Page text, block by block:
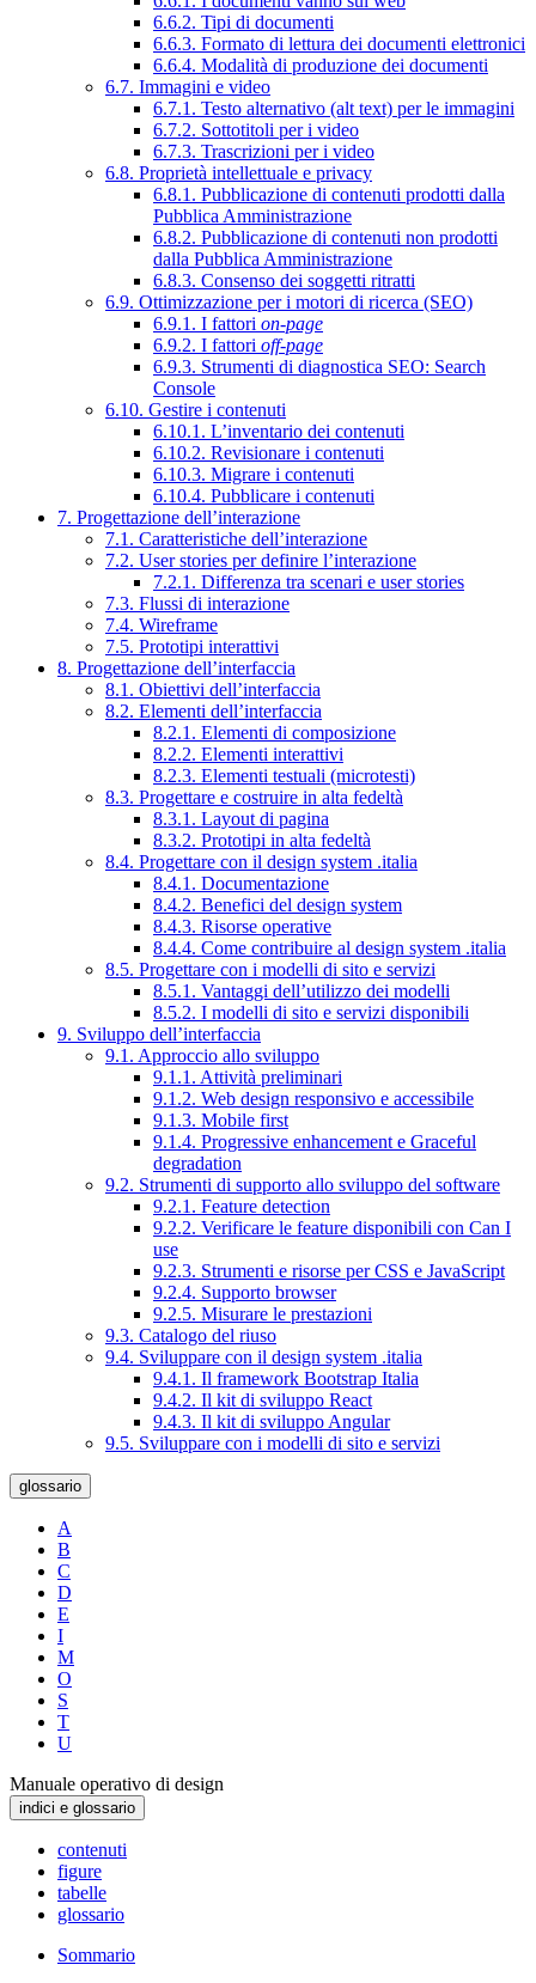
6.6.2. Tipi di documenti
6.6.3. Formato di lettura dei documenti elettronici
6.6.4. Modalità di produzione dei documenti
6.7. Immagini e video
6.7.1. Testo alternativo (alt text) per le immagini
6.7.2. Sottotitoli per i video
6.7.3. Trascrizioni per i video
6.8. Proprietà intellettuale e privacy
6.8.1. Pubblicazione di contenuti prodotti dalla
Pubblica Amministrazione
6.8.2. Pubblicazione di contenuti non prodotti
dalla Pubblica Amministrazione
6.8.3. Consenso dei soggetti ritratti
6.9. Ottimizzazione per i motori di ricerca (SEO)
6.9.1. I fattori on-page
6.9.2. I fattori off-page
6.9.3. Strumenti di diagnostica SEO: Search
Console
6.10. Gestire i contenuti
6.10.1. L’inventario dei contenuti
6.10.2. Revisionare i contenuti
6.10.3. Migrare i contenuti
6.10.4. Pubblicare i contenuti
7. Progettazione dell’interazione
7.1. Caratteristiche dell’interazione
7.2. User stories per definire l’interazione
7.2.1. Differenza tra scenari e user stories
7.3. Flussi di interazione
7.4. Wireframe
7.5. Prototipi interattivi
8. Progettazione dell’interfaccia
8.1. Obiettivi dell’interfaccia
8.2. Elementi dell’interfaccia
8.2.1. Elementi di composizione
8.2.2. Elementi interattivi
8.2.3. Elementi testuali (microtesti)
8.3. Progettare e costruire in alta fedeltà
8.3.1. Layout di pagina
8.3.2. Prototipi in alta fedeltà
8.4. Progettare con il design system .italia
8.4.1. Documentazione
8.4.2. Benefici del design system
8.4.3. Risorse operative
8.4.4. Come contribuire al design system .italia
8.5. Progettare con i modelli di sito e servizi
8.5.1. Vantaggi dell’utilizzo dei modelli
8.5.2. I modelli di sito e servizi disponibili
9. Sviluppo dell’interfaccia
9.1. Approccio allo sviluppo
9.1.1. Attività preliminari
9.1.2. Web design responsivo e accessibile
9.1.3. Mobile first
9.1.4. Progressive enhancement e Graceful
degradation
9.2. Strumenti di supporto allo sviluppo del software
9.2.1. Feature detection
9.2.2. Verificare le feature disponibili con Can I
use
9.2.3. Strumenti e risorse per CSS e JavaScript
9.2.4. Supporto browser
9.2.5. Misurare le prestazioni
9.3. Catalogo del riuso
9.4. Sviluppare con il design system .italia
9.4.1. Il framework Bootstrap Italia
9.4.2. Il kit di sviluppo React
9.4.3. Il kit di sviluppo Angular
9.5. Sviluppare con i modelli di sito e servizi
glossario
A
B
C
D
E
I
M
O
S
T
U
Manuale operativo di design
indici e glossario
contenuti
figure
tabelle
glossario
Sommario